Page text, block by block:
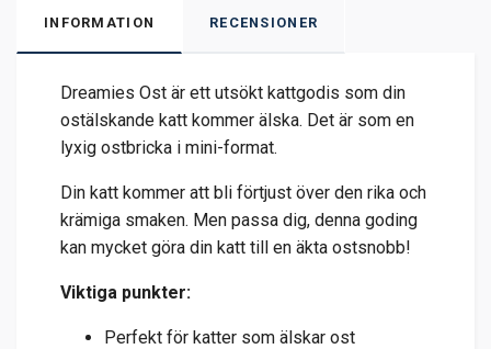
INFORMATION RECENSIONER
Dreamies Ost är ett utsökt kattgodis som din
ostälskande katt kommer älska. Det är som en
lyxig ostbricka i mini-format.
Din katt kommer att bli förtjust över den rika och
krämiga smaken. Men passa dig, denna goding
kan mycket göra din katt till en äkta ostsnobb!
Viktiga punkter:
Perfekt för katter som älskar ost